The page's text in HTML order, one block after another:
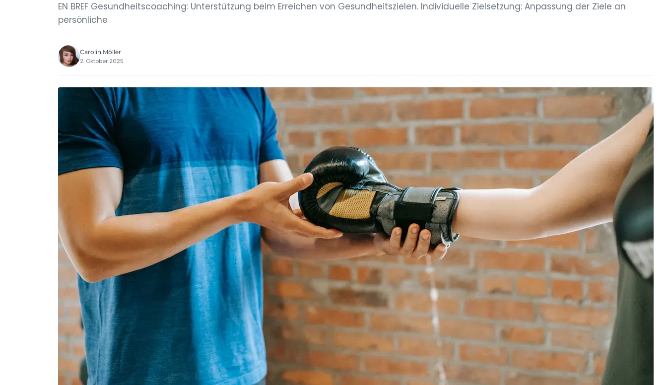
EN BREF Gesundheitscoaching: Unterstützung beim Erreichen von Gesundheitszielen. Individuelle Zielsetzung: Anpassung der Ziele an
persönliche
Carolin Möller
2. Oktober 2025